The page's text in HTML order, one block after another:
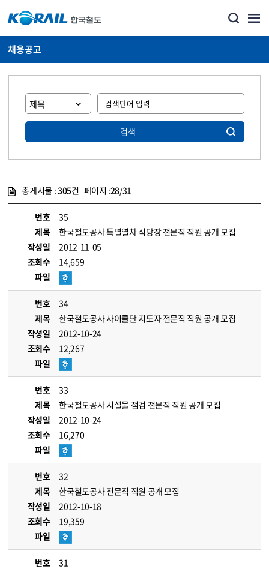
채용공고
검색
총게시물 :305건 페이지 :28/31
번호
35
제목
한국철도공사 특별열차 식당장 전문직 직원 공개 모집
작성일
2012-11-05
조회수
14,659
파일
번호
34
제목
한국철도공사 사이클단 지도자 전문직 직원 공개 모집
작성일
2012-10-24
조회수
12,267
파일
번호
33
제목
한국철도공사 시설물 점검 전문직 직원 공개 모집
작성일
2012-10-24
조회수
16,270
파일
번호
32
제목
한국철도공사 전문직 직원 공개 모집
작성일
2012-10-18
조회수
19,359
파일
번호
31